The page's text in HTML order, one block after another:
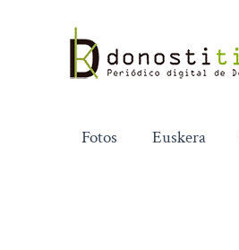
contenido
Fotos Euskera